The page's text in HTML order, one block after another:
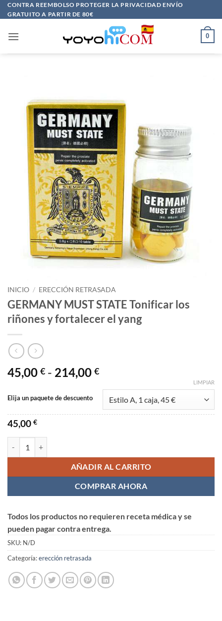
Saltar
al
CONTRA REEMBOLSO PROTEGER LA PRIVACIDAD ENVÍO
GRATUITO A PARTIR DE 80€
0
INICIO / ERECCIÓN RETRASADA
GERMANY MUST STATE Tonificar los
riñones y fortalecer el yang
45,00 € - 214,00 €Rango
precios:
desde
45,00 €
Elija un paquete de descuento
LIMPIAR
45,00 €
AÑADIR AL CARRITO
COMPRAR AHORA
Todos los productos no requieren receta médica y se
pueden pagar contra entrega.
SKU: N/D
Categoría:erección retrasada